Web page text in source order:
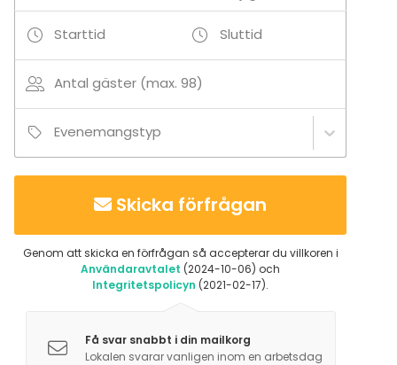
aktiviteter.
Starttid Sluttid
Antal gäster (max. 98)
Evenemangstyp
Skicka förfrågan
Genom att skicka en förfrågan så accepterar du villkoren i
Användaravtalet (2024-10-06) och
Integritetspolicyn (2021-02-17).
Få svar snabbt i din mailkorg
Lokalen svarar vanligen inom en arbetsdag